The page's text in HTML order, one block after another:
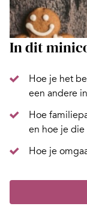
In dit
Hoe je het
een andere
Hoe
en hoe je
Hoe je